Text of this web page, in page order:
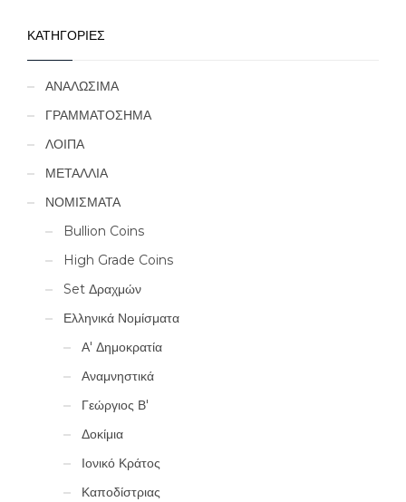
ΚΑΤΗΓΟΡΙΕΣ
ΑΝΑΛΩΣΙΜΑ
ΓΡΑΜΜΑΤΟΣΗΜΑ
ΛΟΙΠΑ
ΜΕΤΑΛΛΙΑ
ΝΟΜΙΣΜΑΤΑ
Bullion Coins
High Grade Coins
Set Δραχμών
Ελληνικά Νομίσματα
Α' Δημοκρατία
Αναμνηστικά
Γεώργιος Β'
Δοκίμια
Ιονικό Κράτος
Καποδίστριας